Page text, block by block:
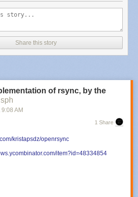
Share this story
of rsync, by the
9:08 AM
1 Share
kristapsdz/openrsync
item?id=48334854